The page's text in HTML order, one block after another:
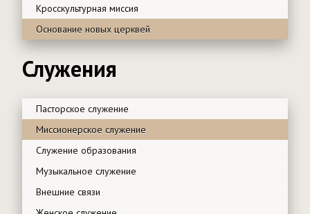
Кросскультурная миссия
Основание новых церквей
Служения
Пасторское служение
Миссионерское служение
Служение образования
Музыкальное служение
Внешние связи